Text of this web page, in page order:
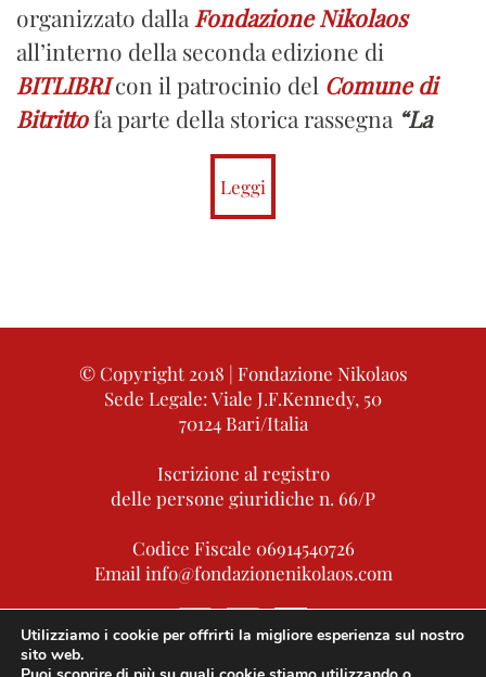
organizzato dalla Fondazione Nikolaos
all’interno della seconda edizione di
BITLIBRIcon il patrocinio del Comune di
Bitrittofa parte della storica rassegna “La
.La mostra è stata
occasione di confronto e studio sul tema
dell’interpretazione – quanto più personale,
Fondazione Nikolaos,Roberto Di
Marcantonio
, Albert Metasani ha raccontato
con passione le sue opere, dall’origine
dell’idea fino alla loro realizzazione,
lasciando che il pubblico suggerisse la
propria personale emozione rispetto a
Leggi
© Copyright 2018 | Fondazione Nikolaos
Sede Legale: Viale J.F.Kennedy, 50
70124 Bari/Italia
Iscrizione al registro
delle persone giuridiche n. 66/P
Codice Fiscale 06914540726
Email info@fondazionenikolaos.com
Utilizziamo i cookie per offrirti la migliore esperienza sul nostro
sito web.